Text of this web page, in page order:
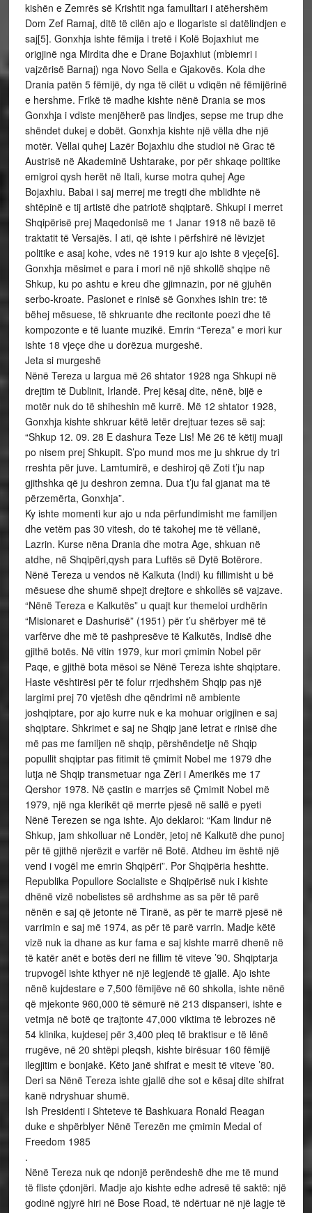
kishën e Zemrës së Krishtit nga famulltari i atëhershëm
Dom Zef Ramaj, ditë të cilën ajo e llogariste si datëlindjen e
saj[5]. Gonxhja ishte fëmija i tretë i Kolë Bojaxhiut me
origjinë nga Mirdita dhe e Drane Bojaxhiut (mbiemri i
vajzërisë Barnaj) nga Novo Sella e Gjakovës. Kola dhe
Drania patën 5 fëmijë, dy nga të cilët u vdiqën në fëmijërinë
e hershme. Frikë të madhe kishte nënë Drania se mos
Gonxhja i vdiste menjëherë pas lindjes, sepse me trup dhe
shëndet dukej e dobët. Gonxhja kishte një vëlla dhe një
motër. Vëllai quhej Lazër Bojaxhiu dhe studioi në Grac të
Austrisë në Akademinë Ushtarake, por për shkaqe politike
emigroi qysh herët në Itali, kurse motra quhej Age
Bojaxhiu. Babai i saj merrej me tregti dhe mblidhte në
shtëpinë e tij artistë dhe patriotë shqiptarë. Shkupi i merret
Shqipërisë prej Maqedonisë me 1 Janar 1918 në bazë të
traktatit të Versajës. I ati, që ishte i përfshirë në lëvizjet
politike e asaj kohe, vdes në 1919 kur ajo ishte 8 vjeçe[6].
Gonxhja mësimet e para i mori në një shkollë shqipe në
Shkup, ku po ashtu e kreu dhe gjimnazin, por në gjuhën
serbo-kroate. Pasionet e rinisë së Gonxhes ishin tre: të
bëhej mësuese, të shkruante dhe recitonte poezi dhe të
kompozonte e të luante muzikë. Emrin “Tereza” e mori kur
ishte 18 vjeçe dhe u dorëzua murgeshë.
Jeta si murgeshë
Nënë Tereza u largua më 26 shtator 1928 nga Shkupi në
drejtim të Dublinit, Irlandë. Prej kësaj dite, nënë, bijë e
motër nuk do të shiheshin më kurrë. Më 12 shtator 1928,
Gonxhja kishte shkruar këtë letër drejtuar tezes së saj:
“Shkup 12. 09. 28 E dashura Teze Lis! Më 26 të këtij muaji
po nisem prej Shkupit. S’po mund mos me ju shkrue dy tri
rreshta për juve. Lamtumirë, e deshiroj që Zoti t’ju nap
gjithshka që ju deshron zemna. Dua t’ju fal gjanat ma të
përzemërta, Gonxhja”.
Ky ishte momenti kur ajo u nda përfundimisht me familjen
dhe vetëm pas 30 vitesh, do të takohej me të vëllanë,
Lazrin. Kurse nëna Drania dhe motra Age, shkuan në
atdhe, në Shqipëri,qysh para Luftës së Dytë Botërore.
Nënë Tereza u vendos në Kalkuta (Indi) ku fillimisht u bë
mësuese dhe shumë shpejt drejtore e shkollës së vajzave.
“Nënë Tereza e Kalkutës” u quajt kur themeloi urdhërin
“Misionaret e Dashurisë” (1951) për t’u shërbyer më të
varfërve dhe më të pashpresëve të Kalkutës, Indisë dhe
gjithë botës. Në vitin 1979, kur mori çmimin Nobel për
Paqe, e gjithë bota mësoi se Nënë Tereza ishte shqiptare.
Haste vështirësi për të folur rrjedhshëm Shqip pas një
largimi prej 70 vjetësh dhe qëndrimi në ambiente
joshqiptare, por ajo kurre nuk e ka mohuar origjinen e saj
shqiptare. Shkrimet e saj ne Shqip janë letrat e rinisë dhe
më pas me familjen në shqip, përshëndetje në Shqip
popullit shqiptar pas fitimit të çmimit Nobel me 1979 dhe
lutja në Shqip transmetuar nga Zëri i Amerikës me 17
Qershor 1978. Në çastin e marrjes së Çmimit Nobel më
1979, një nga klerikët që merrte pjesë në sallë e pyeti
Nënë Terezen se nga ishte. Ajo deklaroi: “Kam lindur në
Shkup, jam shkolluar në Londër, jetoj në Kalkutë dhe punoj
për të gjithë njerëzit e varfër në Botë. Atdheu im është një
vend i vogël me emrin Shqipëri”. Por Shqipëria heshtte.
Republika Popullore Socialiste e Shqipërisë nuk i kishte
dhënë vizë nobelistes së ardhshme as sa për të parë
nënën e saj që jetonte në Tiranë, as për te marrë pjesë në
varrimin e saj më 1974, as për të parë varrin. Madje këtë
vizë nuk ia dhane as kur fama e saj kishte marrë dhenë në
të katër anët e botës deri ne fillim të viteve ’90. Shqiptarja
trupvogël ishte kthyer në një legjendë të gjallë. Ajo ishte
nënë kujdestare e 7,500 fëmijëve në 60 shkolla, ishte nënë
që mjekonte 960,000 të sëmurë në 213 dispanseri, ishte e
vetmja në botë qe trajtonte 47,000 viktima të lebrozes në
54 klinika, kujdesej për 3,400 pleq të braktisur e të lënë
rrugëve, në 20 shtëpi pleqsh, kishte birësuar 160 fëmijë
ilegjitim e bonjakë. Këto janë shifrat e mesit të viteve ’80.
Deri sa Nënë Tereza ishte gjallë dhe sot e kësaj dite shifrat
kanë ndryshuar shumë.
Ish Presidenti i Shteteve të Bashkuara Ronald Reagan
duke e shpërblyer Nënë Terezën me çmimin Medal of
Freedom 1985
.
Nënë Tereza nuk qe ndonjë perëndeshë dhe me të mund
të fliste çdonjëri. Madje ajo kishte edhe adresë të saktë: një
godinë ngjyrë hiri në Bose Road, të ndërtuar në një lagje të